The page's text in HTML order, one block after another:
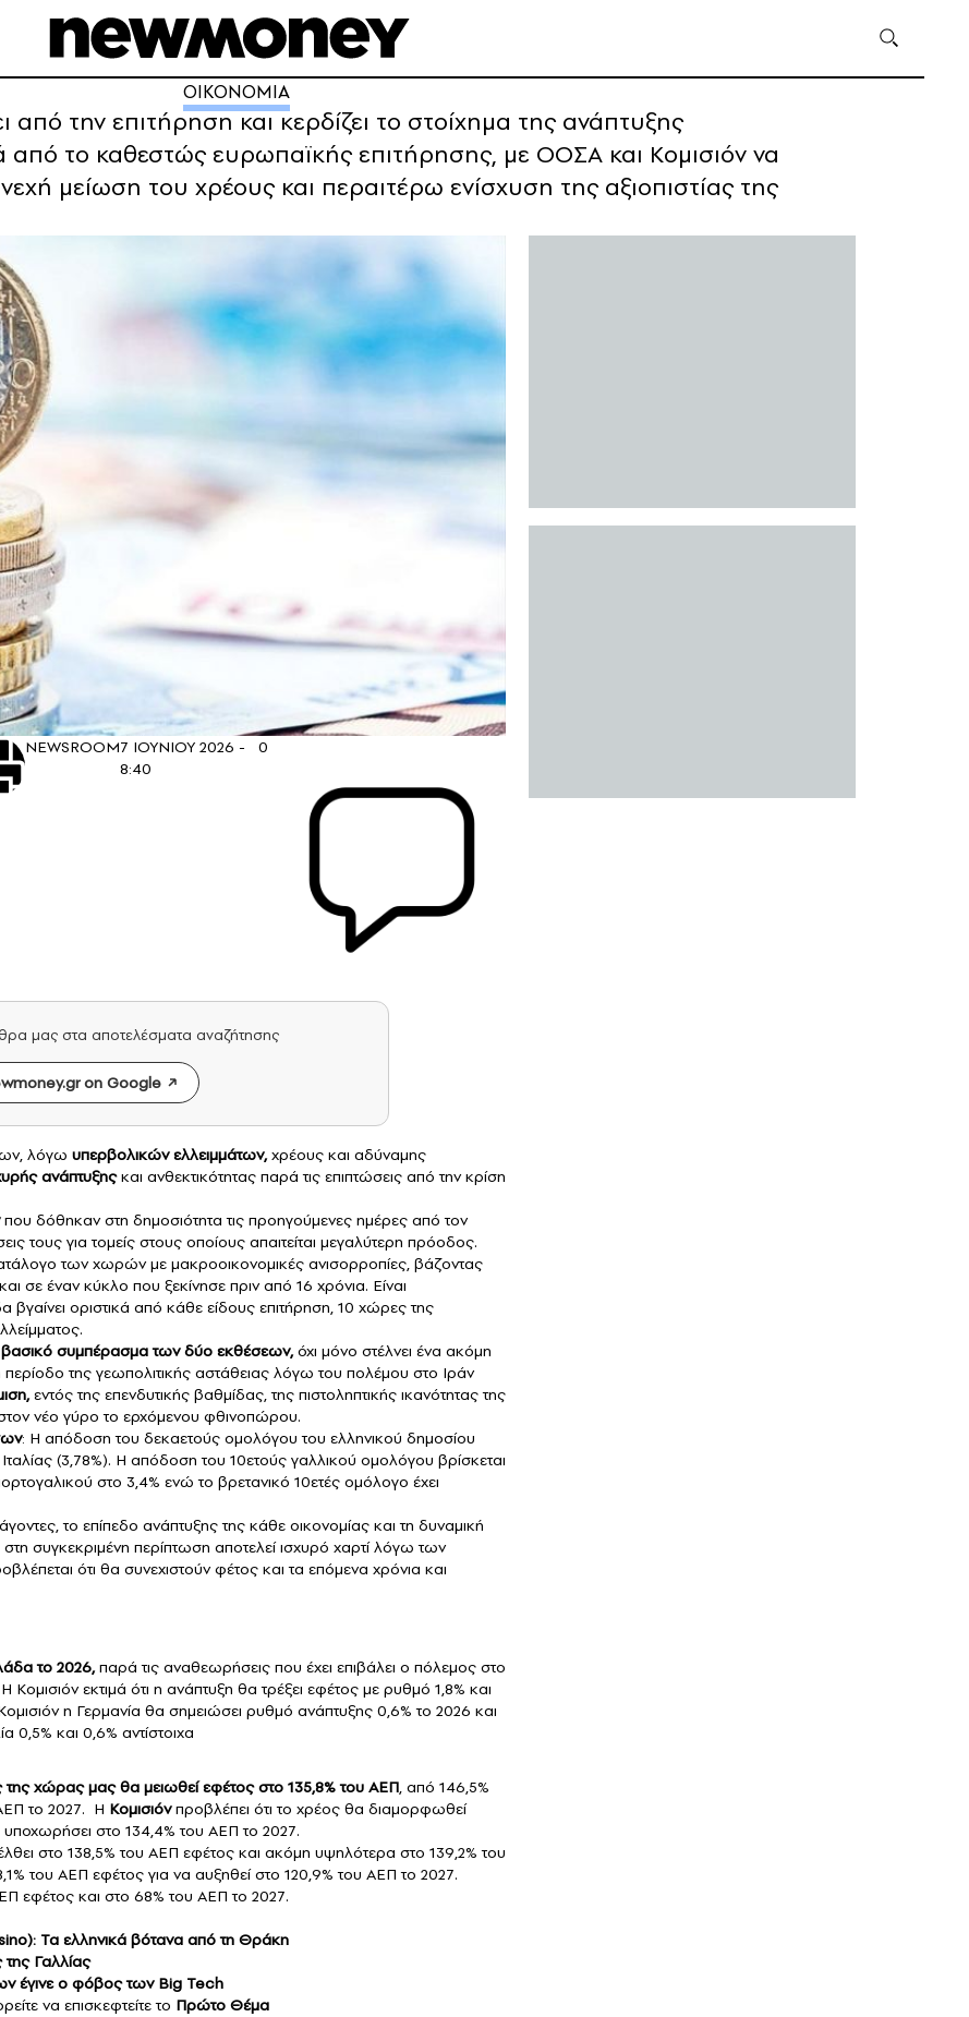
ΟΙΚΟΝΟΜΙΑ
την επιτήρηση και κερδίζει το στοίχημα της ανάπτυξης
από το καθεστώς ευρωπαϊκής επιτήρησης, με ΟΟΣΑ και Κομισιόν να
μείωση του χρέους και περαιτέρω ενίσχυση της αξιοπιστίας της
NEWSROOM7 ΙΟΥΝΙΟΥ 2026 -
8:40
0
μας στα αποτελέσματα αναζήτησης
on Google
λόγω υπερβολικών ελλειμμάτων,χρέους και αδύναμης
ανάπτυξηςκαι ανθεκτικότητας παρά τις επιπτώσεις από την κρίση
που δόθηκαν στη δημοσιότητα τις προηγούμενες ημέρες από τον
τους για τομείς στους οποίους απαιτείται μεγαλύτερη πρόοδος.
των χωρών με μακροοικονομικές ανισορροπίες, βάζοντας
έναν κύκλο που ξεκίνησε πριν από 16 χρόνια. Είναι
βγαίνει οριστικά από κάθε είδους επιτήρηση, 10 χώρες της
βασικό συμπέρασμα των δύο εκθέσεων,όχι μόνο στέλνει ένα ακόμη
περίοδο της γεωπολιτικής αστάθειας λόγω του πολέμου στο Ιράν
εντός της επενδυτικής βαθμίδας, της πιστοληπτικής ικανότητας της
νέο γύρο το ερχόμενου φθινοπώρου.
: Η απόδοση του δεκαετούς ομολόγου του ελληνικού δημοσίου
(3,78%). Η απόδοση του 10ετούς γαλλικού ομολόγου βρίσκεται
στο 3,4% ενώ το βρετανικό 10ετές ομόλογο έχει
το επίπεδο ανάπτυξης της κάθε οικονομίας και τη δυναμική
συγκεκριμένη περίπτωση αποτελεί ισχυρό χαρτί λόγω των
ότι θα συνεχιστούν φέτος και τα επόμενα χρόνια και
το 2026,παρά τις αναθεωρήσεις που έχει επιβάλει ο πόλεμος στο
εκτιμά ότι η ανάπτυξη θα τρέξει εφέτος με ρυθμό 1,8% και
η Γερμανία θα σημειώσει ρυθμό ανάπτυξης 0,6% το 2026 και
0,5% και 0,6% αντίστοιχα
της χώρας μας θα μειωθεί εφέτος στο 135,8% του ΑΕΠ, από 146,5%
το 2027. Η Κομισιόνπροβλέπει ότι το χρέος θα διαμορφωθεί
στο 134,4% του ΑΕΠ το 2027.
στο 138,5% του ΑΕΠ εφέτος και ακόμη υψηλότερα στο 139,2% του
του ΑΕΠ εφέτος για να αυξηθεί στο 120,9% του ΑΕΠ το 2027.
εφέτος και στο 68% του ΑΕΠ το 2027.
Τα ελληνικά βότανα από τη Θράκη
Γαλλίας
έγινε ο φόβος των Big Tech
να επισκεφτείτε το Πρώτο Θέμα